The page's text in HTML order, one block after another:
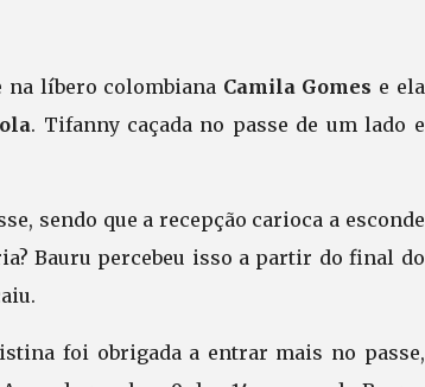
líbero colombiana Camila Gomes e ela
. Tifanny caçada no passe de um lado e
sendo que a recepção carioca a esconde
Bauru percebeu isso a partir do final do
foi obrigada a entrar mais no passe,